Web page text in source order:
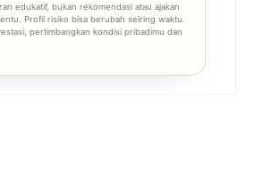
edukatif, bukan rekomendasi atau ajakan
Profil risiko bisa berubah seiring waktu.
pertimbangkan kondisi pribadimu dan